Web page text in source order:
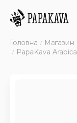
Головна
Магазин
PapaKava